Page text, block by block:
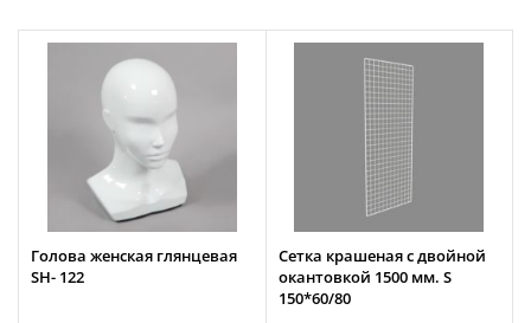
Голова женская глянцевая
SH- 122
Сетка крашеная с двойной
окантовкой 1500 мм. S
150*60/80